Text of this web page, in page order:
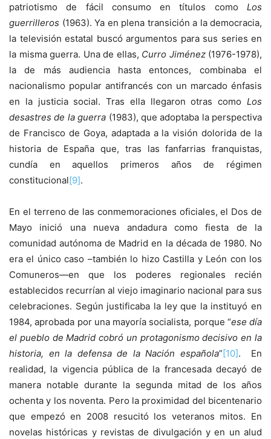
patriotismo de fácil consumo en títulos como Los
guerrilleros (1963). Ya en plena transición a la democracia,
la televisión estatal buscó argumentos para sus series en
la misma guerra. Una de ellas, Curro Jiménez(1976-1978),
la de más audiencia hasta entonces, combinaba el
nacionalismo popular antifrancés con un marcado énfasis
en la justicia social. Tras ella llegaron otras como Los
desastres de la guerra (1983), que adoptaba la perspectiva
de Francisco de Goya, adaptada a la visión dolorida de la
historia de España que, tras las fanfarrias franquistas,
cundía en aquellos primeros años de régimen
constitucional[9].
En el terreno de las conmemoraciones oficiales, el Dos de
Mayo inició una nueva andadura como fiesta de la
comunidad autónoma de Madrid en la década de 1980. No
era el único caso –también lo hizo Castilla y León con los
Comuneros—en que los poderes regionales recién
establecidos recurrían al viejo imaginario nacional para sus
celebraciones. Según justificaba la ley que la instituyó en
1984, aprobada por una mayoría socialista, porque “ese día
el pueblo de Madrid cobró un protagonismo decisivo en la
historia, en la defensa de la Nación española”[10]. En
realidad, la vigencia pública de la francesada decayó de
manera notable durante la segunda mitad de los años
ochenta y los noventa. Pero la proximidad del bicentenario
que empezó en 2008 resucitó los veteranos mitos. En
novelas históricas y revistas de divulgación y en un alud